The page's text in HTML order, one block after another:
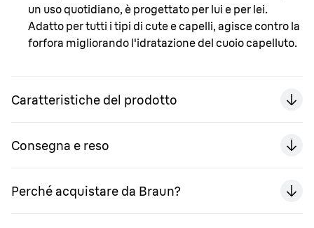
un uso quotidiano, è progettato per lui e per lei.
Adatto per tutti i tipi di cute e capelli, agisce contro la
forfora migliorando l'idratazione del cuoio capelluto.
Caratteristiche del prodotto
Consegna e reso
Perché acquistare da Braun?